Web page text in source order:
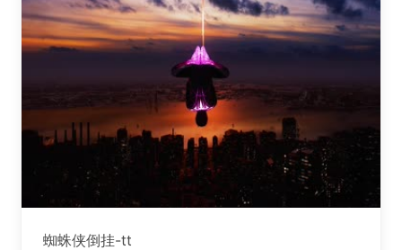
蜘蛛侠倒挂-tt